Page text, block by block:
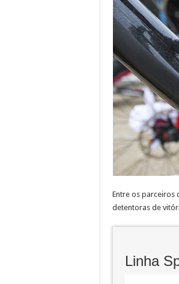
Entre os parceiros
detentoras de
Linha